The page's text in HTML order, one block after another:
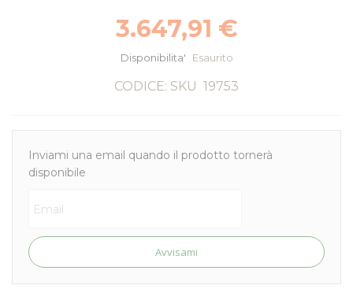
3.647,91 €
Disponibilita' Esaurito
CODICE: SKU 19753
Inviami una email quando il prodotto tornerà
disponibile
Avvisami